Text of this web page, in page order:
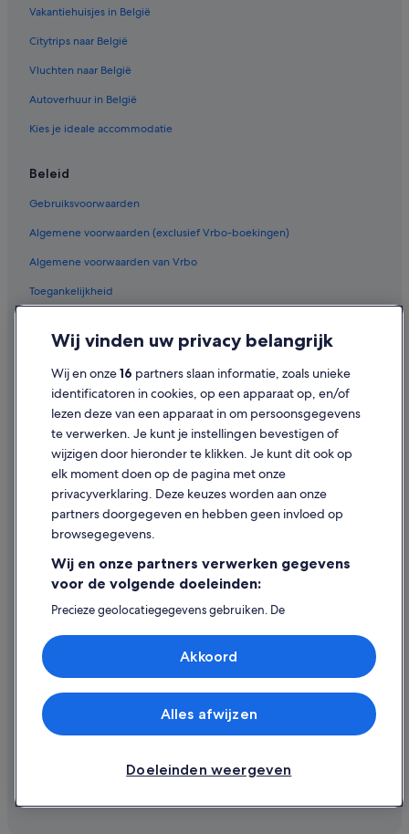
Vakantiehuisjes in België
Citytrips naar België
Vluchten naar België
Autoverhuur in België
Kies je ideale accommodatie
Beleid
Gebruiksvoorwaarden
Algemene voorwaarden (exclusief Vrbo-boekingen)
Algemene voorwaarden van Vrbo
Toegankelijkheid
Cookies
Juridische informatie/Contact
Inhoudsrichtlijnen en inhoud rapporteren
Hulp
Ondersteuning
Je boeking wijzigen of annuleren
Restitutieproces en tijdsbestek
Boek een vlucht met airlinetegoed
Expedia, Inc. is niet verantwoordelijk voor de inhoud op externe
websites.
© 2026 Expedia, Inc. - een bedrijf van Expedia Group. Alle rechten
voorbehouden. Expedia en het Expedia-logo zijn handelsmerken of
Wij vinden uw privacy belangrijk
Wij en onze16 partners slaan informatie, zoals unieke
identificatoren in cookies, op een apparaat op, en/of
lezen deze van een apparaat in om persoonsgegevens
te verwerken. Je kunt je instellingen bevestigen of
wijzigen door hieronder te klikken. Je kunt dit ook op
elk moment doen op de pagina met onze
privacyverklaring. Deze keuzes worden aan onze
partners doorgegeven en hebben geen invloed op
browsegegevens.
Wij en onze partners verwerken gegevens
voor de volgende doeleinden:
Precieze geolocatiegegevens gebruiken. De
Informatie op een apparaat opslaan en/of openen.
Gepersonaliseerde advertenties en content, advertentie-
en contentmetingen, doelgroepenonderzoek en
Partnerlijst (derden)
Doeleinden weergeven
Alles afwijzen
Akkoord